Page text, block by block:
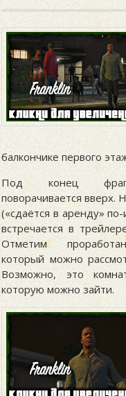
балкончике первого
Под конец
поворачивается вверх.
(«сдаётся в аренду»
встречается в
Отметим
который можно
Возможно, это
которую можно зайти.